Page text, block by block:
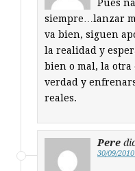
Pues
siempre…lanzar
va bien, siguen
la realidad y
bien o mal, la otra
verdad y
reales.
Pere
30/09/